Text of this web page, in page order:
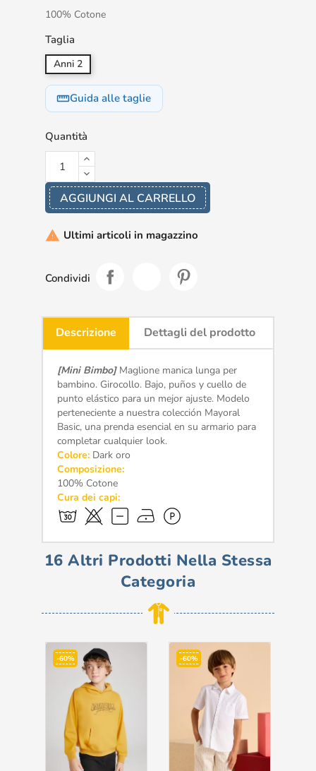
100% Cotone
Taglia
Anni 2
straightenGuida alle taglie
Quantità
AGGIUNGI AL CARRELLO
 Ultimi articoli in magazzino
Condividi
Descrizione Dettagli del prodotto
[Mini Bimbo] Maglione manica lunga per
bambino. Girocollo. Bajo, puños y cuello de
punto elástico para un mejor ajuste. Modelo
perteneciente a nuestra colección Mayoral
Basic, una prenda esencial en su armario para
completar cualquier look.
Colore: Dark oro
Composizione:
100% Cotone
Cura dei capi:
16 Altri Prodotti Nella Stessa
Categoria
-60% -60%